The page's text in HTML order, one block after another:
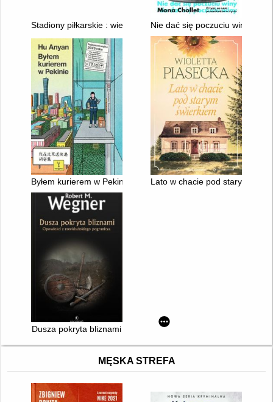
Stadiony piłkarskie : wielki atlas : 1000 niesamowitych boisk i
Nie dać się poczuciu winy : o
Byłem kurierem w Pekinie Lato w chacie pod starym
Dusza pokryta bliznami
MĘSKA STREFA